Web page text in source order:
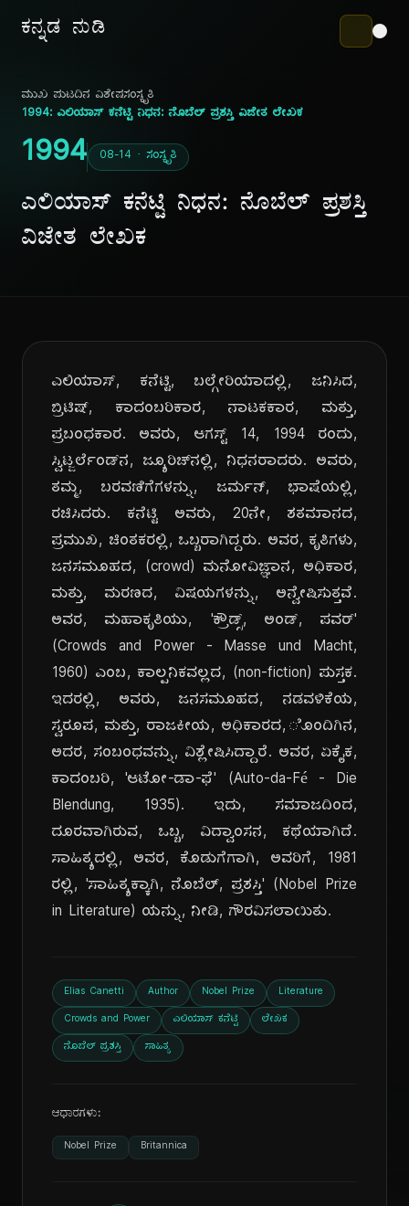
ಕನ್ನಡ ನುಡಿ
ಮುಖ ಪುಟದಿನ ವಿಶೇಷಸಂಸ್ಕೃತಿ
1994: ಎಲಿಯಾಸ್ ಕನೆಟ್ಟಿ ನಿಧನ: ನೊಬೆಲ್ ಪ್ರಶಸ್ತಿ ವಿಜೇತ ಲೇಖಕ
1994 08-14 · ಸಂಸ್ಕೃತಿ
ಎಲಿಯಾಸ್ ಕನೆಟ್ಟಿ ನಿಧನ: ನೊಬೆಲ್ ಪ್ರಶಸ್ತಿ
ವಿಜೇತ ಲೇಖಕ
ಎಲಿಯಾಸ್, ಕನೆಟ್ಟಿ, ಬಲ್ಗೇರಿಯಾದಲ್ಲಿ, ಜನಿಸಿದ,
ಬ್ರಿಟಿಷ್, ಕಾದಂಬರಿಕಾರ, ನಾಟಕಕಾರ, ಮತ್ತು,
ಪ್ರಬಂಧಕಾರ. ಅವರು, ಆಗಸ್ಟ್ 14, 1994 ರಂದು,
ಸ್ವಿಟ್ಜರ್ಲೆಂಡ್‌ನ, ಜ್ಯೂರಿಚ್‌ನಲ್ಲಿ, ನಿಧನರಾದರು. ಅವರು,
ತಮ್ಮ, ಬರವಣಿಗೆಗಳನ್ನು, ಜರ್ಮನ್, ಭಾಷೆಯಲ್ಲಿ,
ರಚಿಸಿದರು. ಕನೆಟ್ಟಿ ಅವರು, 20ನೇ, ಶತಮಾನದ,
ಪ್ರಮುಖ, ಚಿಂತಕರಲ್ಲಿ, ಒಬ್ಬರಾಗಿದ್ದರು. ಅವರ, ಕೃತಿಗಳು,
ಜನಸಮೂಹದ, (crowd) ಮನೋವಿಜ್ಞಾನ, ಅಧಿಕಾರ,
ಮತ್ತು, ಮರಣದ, ವಿಷಯಗಳನ್ನು, ಅನ್ವೇಷಿಸುತ್ತವೆ.
ಅವರ, ಮಹಾಕೃತಿಯು, 'ಕ್ರೌಡ್ಸ್, ಅಂಡ್, ಪವರ್'
(Crowds and Power - Masse und Macht,
1960) ಎಂಬ, ಕಾಲ್ಪನಿಕವಲ್ಲದ, (non-fiction) ಪುಸ್ತಕ.
ಇದರಲ್ಲಿ, ಅವರು, ಜನಸಮೂಹದ, ನಡವಳಿಕೆಯ,
ಸ್ವರೂಪ, ಮತ್ತು, ರಾಜಕೀಯ, ಅಧಿಕಾರದ,ೊಂದಿಗಿನ,
ಅದರ, ಸಂಬಂಧವನ್ನು, ವಿಶ್ಲೇಷಿಸಿದ್ದಾರೆ. ಅವರ, ಏಕೈಕ,
ಕಾದಂಬರಿ, 'ಆಟೋ-ಡಾ-ಫೆ' (Auto-da-Fé - Die
Blendung, 1935). ಇದು, ಸಮಾಜದಿಂದ,
ದೂರವಾಗಿರುವ, ಒಬ್ಬ, ವಿದ್ವಾಂಸನ, ಕಥೆಯಾಗಿದೆ.
ಸಾಹಿತ್ಯದಲ್ಲಿ, ಅವರ, ಕೊಡುಗೆಗಾಗಿ, ಅವರಿಗೆ, 1981
ರಲ್ಲಿ, 'ಸಾಹಿತ್ಯಕ್ಕಾಗಿ, ನೊಬೆಲ್, ಪ್ರಶಸ್ತಿ' (Nobel Prize
in Literature) ಯನ್ನು, ನೀಡಿ, ಗೌರವಿಸಲಾಯಿತು.
Elias Canetti Author Nobel Prize Literature
Crowds and Power ಎಲಿಯಾಸ್ ಕನೆಟ್ಟಿ ಲೇಖಕ
ನೊಬೆಲ್ ಪ್ರಶಸ್ತಿ ಸಾಹಿತ್ಯ
ಆಧಾರಗಳು:
Nobel Prize Britannica